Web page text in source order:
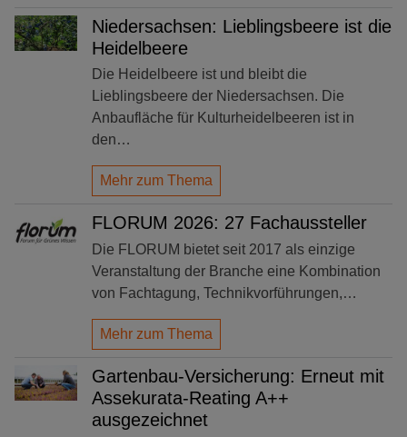
Niedersachsen: Lieblingsbeere ist die
Heidelbeere
Die Heidelbeere ist und bleibt die
Lieblingsbeere der Niedersachsen. Die
Anbaufläche für Kulturheidelbeeren ist in
den…
Mehr zum Thema
FLORUM 2026: 27 Fachaussteller
Die FLORUM bietet seit 2017 als einzige
Veranstaltung der Branche eine Kombination
von Fachtagung, Technikvorführungen,…
Mehr zum Thema
Gartenbau-Versicherung: Erneut mit
Assekurata-Reating A++
ausgezeichnet